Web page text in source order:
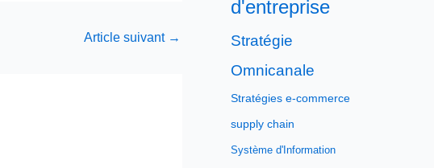
Article suivant →
d'entreprise
Stratégie
Omnicanale
Stratégies e-commerce
supply chain
Système d'Information